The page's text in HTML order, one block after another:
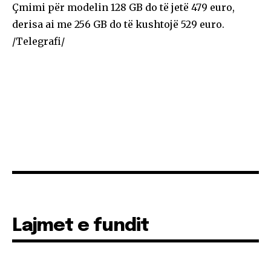
Çmimi për modelin 128 GB do të jetë 479 euro,
derisa ai me 256 GB do të kushtojë 529 euro.
/Telegrafi/
Lajmet e fundit